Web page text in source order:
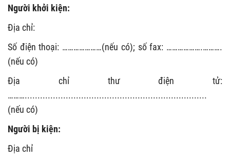
Người khởi kiện:
Địa chỉ:
Số điện thoại: …………………(nếu có); số fax: ……………….……….
(nếu có)
Địa chỉ thư điện tử:
……….......................................................................
(nếu có)
Người bị kiện:
Địa chỉ